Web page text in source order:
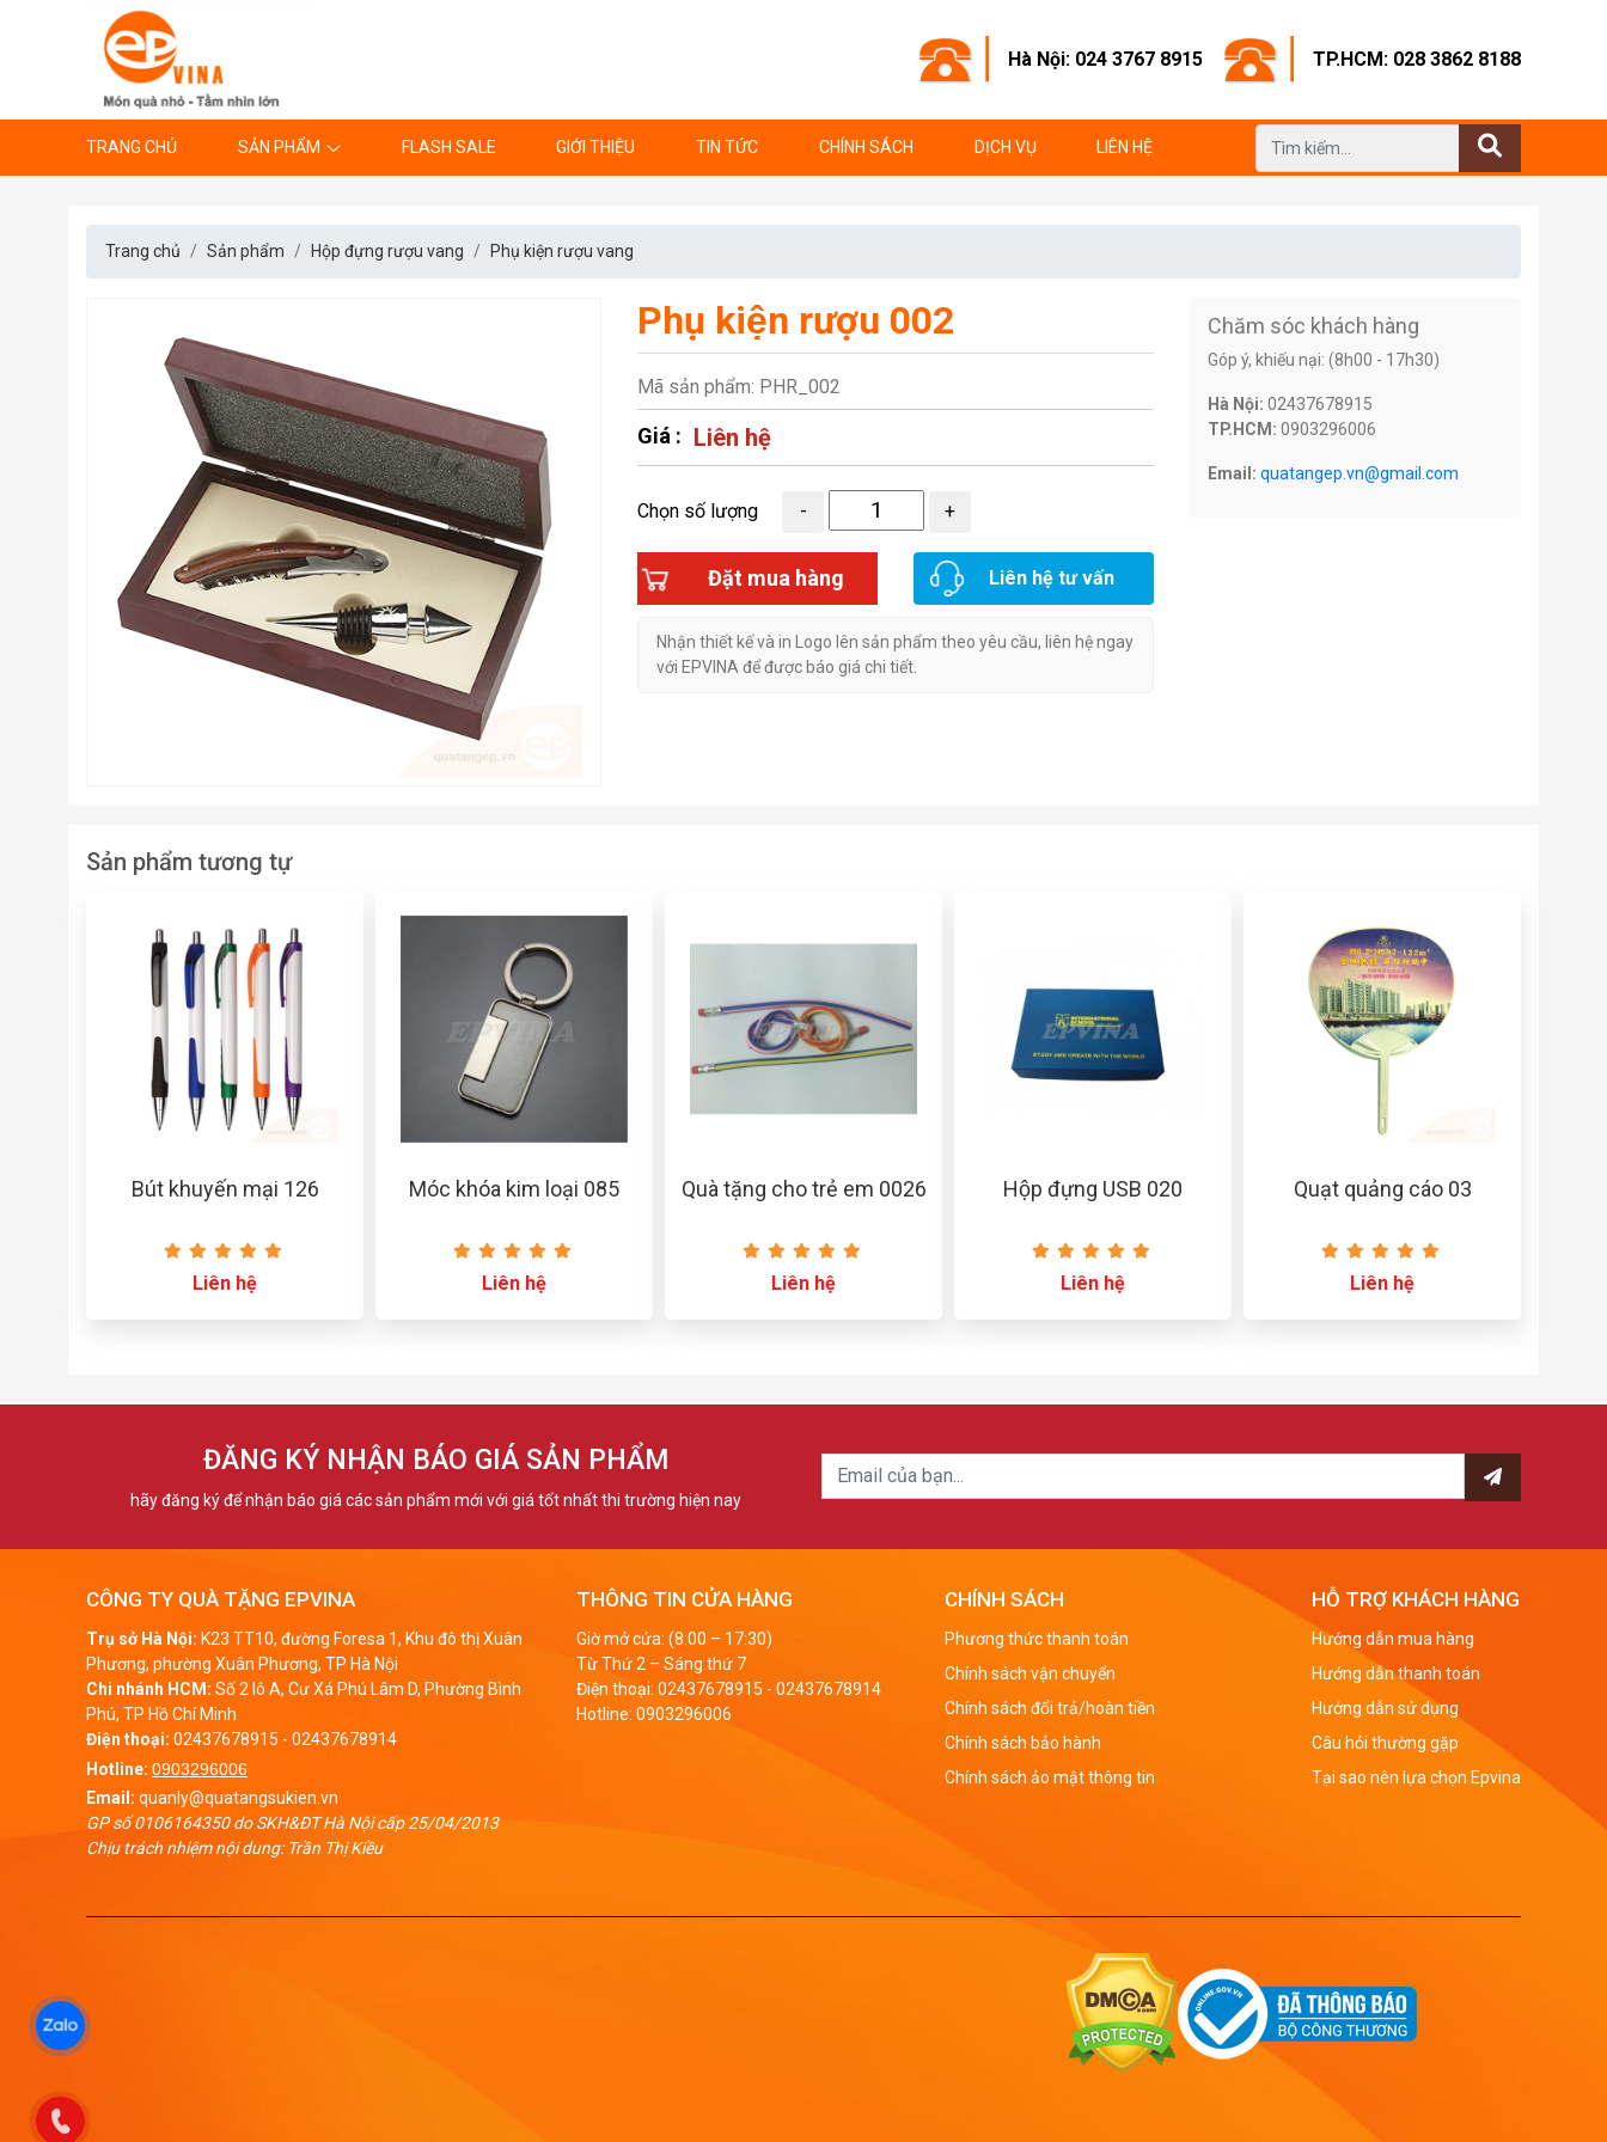
Hà Nội: 024 3767 8915 TP.HCM: 028 3862 8188
TRANG CHỦ SẢN PHẨM FLASH SALE GIỚI THIỆU TIN TỨC CHÍNH SÁCH DỊCH VỤ LIÊN HỆ
Trang chủ Sản phẩm Hộp đựng rượu vang Phụ kiện rượu vang
Phụ kiện rượu 002
Mã sản phẩm: PHR_002
Giá : Liên hệ
Chọn số lượng
Đặt mua hàng Liên hệ tư vấn
Nhận thiết kế và in Logo lên sản phẩm theo yêu cầu, liên hệ ngay
với EPVINA để được báo giá chi tiết.
Chăm sóc khách hàng
Góp ý, khiếu nại: (8h00 - 17h30)
Hà Nội: 02437678915
TP.HCM: 0903296006
Email: quatangep.vn@gmail.com
Sản phẩm tương tự
Bút khuyến mại 126
Liên hệ
Móc khóa kim loại 085
Liên hệ
Quà tặng cho trẻ em 0026
Liên hệ
Hộp đựng USB 020
Liên hệ
Quạt quảng cáo 03
Liên hệ
ĐĂNG KÝ NHẬN BÁO GIÁ SẢN PHẨM
hãy đăng ký để nhận báo giá các sản phẩm mới với giá tốt nhất thi trường hiện nay
CÔNG TY QUÀ TẶNG EPVINA
Trụ sở Hà Nội: K23 TT10, đường Foresa 1, Khu đô thị Xuân
Phương, phường Xuân Phương, TP Hà Nội
Chi nhánh HCM: Số 2 lô A, Cư Xá Phú Lâm D, Phường Bình
Phú, TP Hồ Chí Minh
Điện thoại: 02437678915 - 02437678914
Hotline: 0903296006
Email: quanly@quatangsukien.vn
GP số 0106164350 do SKH&ĐT Hà Nội cấp 25/04/2013
Chịu trách nhiệm nội dung: Trần Thị Kiều
THÔNG TIN CỬA HÀNG
Giờ mở cửa: (8:00 – 17:30)
Từ Thứ 2 – Sáng thứ 7
Điện thoại: 02437678915 - 02437678914
Hotline: 0903296006
CHÍNH SÁCH
Phương thức thanh toán
Chính sách vận chuyển
Chính sách đổi trả/hoàn tiền
Chính sách bảo hành
Chính sách ảo mật thông tin
HỖ TRỢ KHÁCH HÀNG
Hướng dẫn mua hàng
Hướng dẫn thanh toán
Hướng dẫn sử dụng
Câu hỏi thường gặp
Tại sao nên lựa chọn Epvina